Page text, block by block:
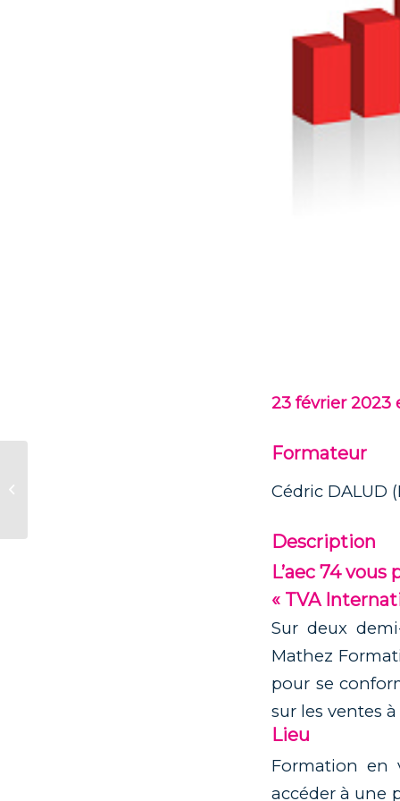
23 février 2023
Formateur
Cédric DALUD
Description
L’aec 74
« TVA
Sur deux
Mathez
pour se
sur les ventes
Lieu
Formation en
accéder à une